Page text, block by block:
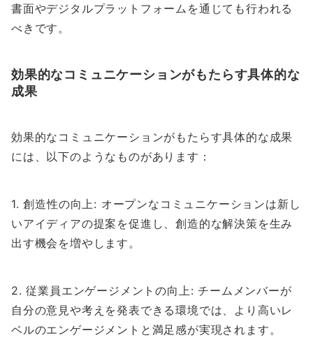
書面やデジタルプラットフォームを通じても行われる
べきです。
効果的なコミュニケーションがもたらす具体的な
成果
効果的なコミュニケーションがもたらす具体的な成果
には、以下のようなものがあります：
1. 創造性の向上: オープンなコミュニケーションは新し
いアイディアの提案を促進し、創造的な解決策を生み
出す機会を増やします。
2. 従業員エンゲージメントの向上: チームメンバーが
自分の意見や考えを発表できる環境では、より高いレ
ベルのエンゲージメントと満足感が実現されます。